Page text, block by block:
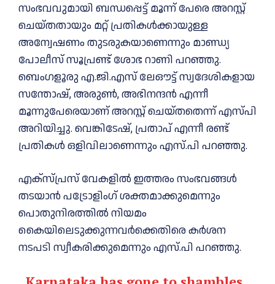
സംഭവവുമായി ബന്ധപ്പെട്ട് മൂന്ന് പേരെ അറസ്റ്റ്
ചെയ്തതായും മറ്റ് പ്രതികൾക്കായുള്ള
അന്വേഷണം തുടരുകയാണെന്നും മാണ്ഡ്യ
പോലീസ് സൂപ്രണ്ട് ശോഭ റാണി പറഞ്ഞു.
ബെംഗളൂരു എ.ജി.എസ് ലേഔട്ട് സ്വദേശികളായ
സന്തോഷ്, അരുൺ, അഭിനന്ദൻ എന്നീ
മൂന്നുപേരെയാണ് അറസ്റ്റ് ചെയ്​ത​തെന്ന് എസ്പി
അറിയിച്ചു. വെങ്കിടേഷ്, പ്രതാപ് എന്നീ രണ്ട്
പ്രതികൾ ഒളിവിലാണെന്നും എസ്.പി പറഞ്ഞു.
എക്‌സ്‌പ്രസ് വേകളിൽ ഇത്തരം സംഭവങ്ങൾ
തടയാൻ പട്രോളിംഗ് ശക്തമാക്കുമെന്നും
പൊതുനിരത്തിൽ നിയമം
കൈയിലെടുക്കുന്നവർക്കെതിരെ കർശന
നടപടി സ്വീകരിക്കുമെന്നും എസ്.പി പറഞ്ഞു.